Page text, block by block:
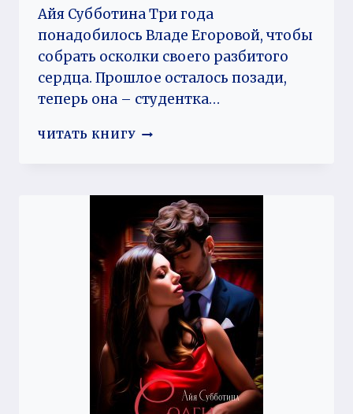
Айя Субботина Три года
понадобилось Владе Егоровой, чтобы
собрать осколки своего разбитого
сердца. Прошлое осталось позади,
теперь она – студентка…
ЧИТАТЬ КНИГУ ПЛОХИШ